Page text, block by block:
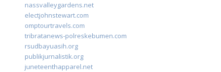
nassvalleygardens.net
electjohnstewart.com
omptourtravels.com
tribratanews-polreskebumen.com
rsudbayuasih.org
publikjurnalistik.org
juneteenthapparel.net